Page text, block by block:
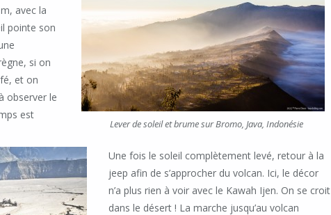
Lever de soleil et brume sur Bromo, Java, Indonésie
avec la
pointe son
si on
et on
observer le
est
Une fois le soleil complètement levé, retour à la
jeep afin de s’approcher du volcan. Ici, le décor
n’a plus rien à voir avec le Kawah Ijen. On se croit
dans le désert ! La marche jusqu’au volcan